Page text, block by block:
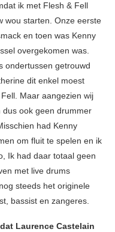
ik met Flesh & Fell
wou starten. Onze eerste
en toen was Kenny
overgekomen was.
ondertussen getrouwd
dit enkel moest
Maar aangezien wij
ook geen drummer
had Kenny
om fluit te spelen en ik
Ik had daar totaal geen
met live drums
steeds het originele
bassist en zangeres.
Laurence Castelain